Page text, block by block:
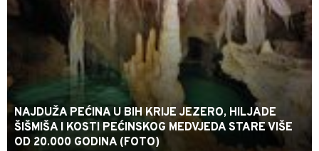
NAJDUŽA PEĆINA U BIH KRIJE JEZERO, HILJADE
ŠIŠMIŠA I KOSTI PEĆINSKOG MEDVJEDA STARE VIŠE
OD 20.000 GODINA (FOTO)